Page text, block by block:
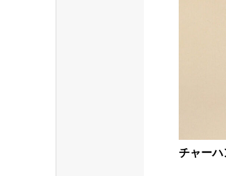
チャーハ